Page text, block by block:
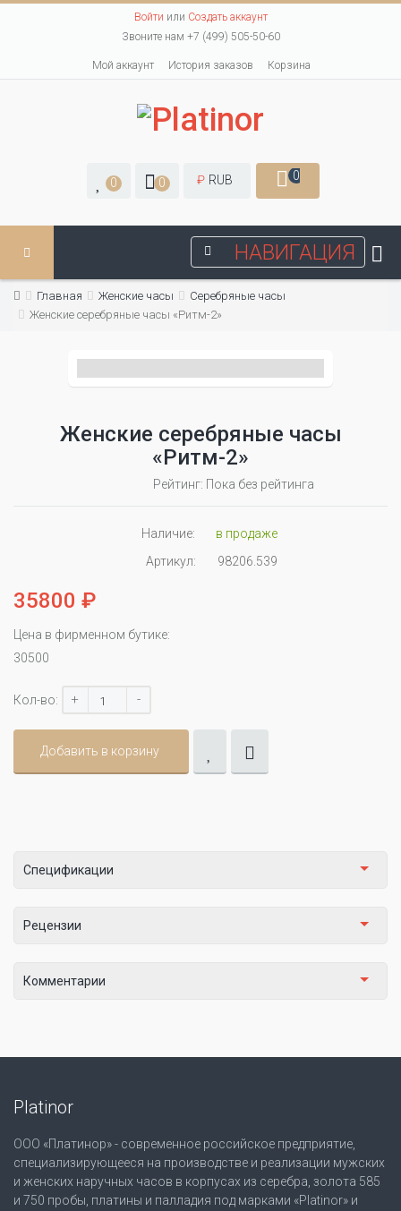
Войти или Создать аккаунт
Звоните нам +7 (499) 505-50-60
Мой аккаунт История заказов Корзина
0 0 ₽ RUB 0
НАВИГАЦИЯ
Главная Женские часы
Серебряные часы
Женские серебряные часы «Ритм-2»
Женские серебряные часы
«Ритм-2»
Рейтинг: Пока без рейтинга
Наличие:
в продаже
Артикул:
98206.539
35800 ₽
Цена в фирменном бутике:
30500
Кол-во: + -
Добавить в корзину
Спецификации
Рецензии
Комментарии
Platinor
ООО «Платинор» - современное российское предприятие,
специализирующееся на производстве и реализации мужских
и женских наручных часов в корпусах из серебра, золота 585
и 750 пробы, платины и палладия под марками «Platinor» и